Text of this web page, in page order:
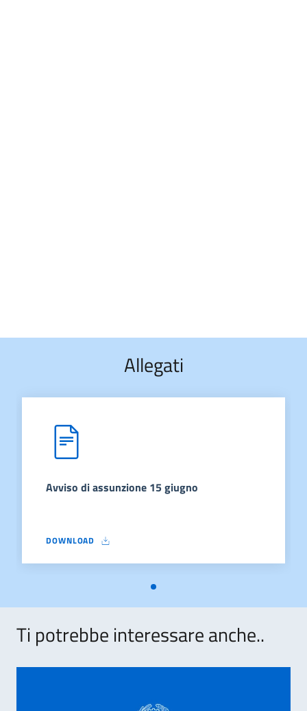
Allegati
Avviso di assunzione 15 giugno
DOWNLOAD
AVVISO DI ASSUNZIONE 15 GIUGNO
Ti potrebbe interessare anche..